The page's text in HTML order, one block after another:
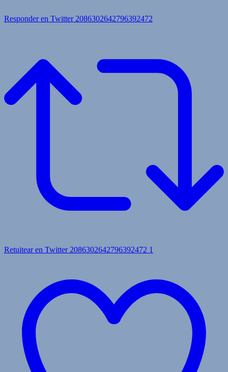
Responder en Twitter 2086302642796392472
Retuitear en Twitter 2086302642796392472 1